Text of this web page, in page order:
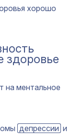
хорошо
здоровье
на ментальное
депрессии и